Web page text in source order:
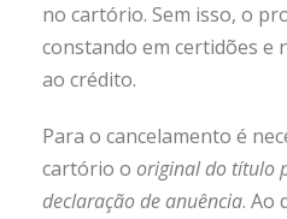
no cartório. Sem isso, o
constando em certidões e
ao crédito.
Para o cancelamento é
cartório o original do título
declaração de anuência. Ao